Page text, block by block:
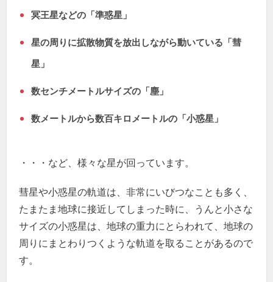
冥王星などの「準惑星」
星の周りに拡散物質を放出しながら動いている「彗
星」
数センチメートルサイズの「塵」
数メートルから数百キロメートルの「小惑星」
・・・など、様々な星が回っています。
彗星や小惑星の軌道は、非常にいびつなことも多く、
たまたま地球に接近してしまった時に、うんと小さな
サイズの小惑星は、地球の重力にとらわれて、地球の
周りにまとわりつくような軌道を取ることがあるので
す。